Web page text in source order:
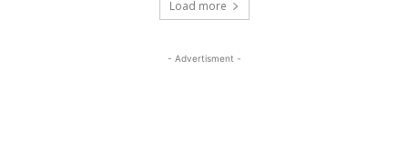
Load more
- Advertisment -